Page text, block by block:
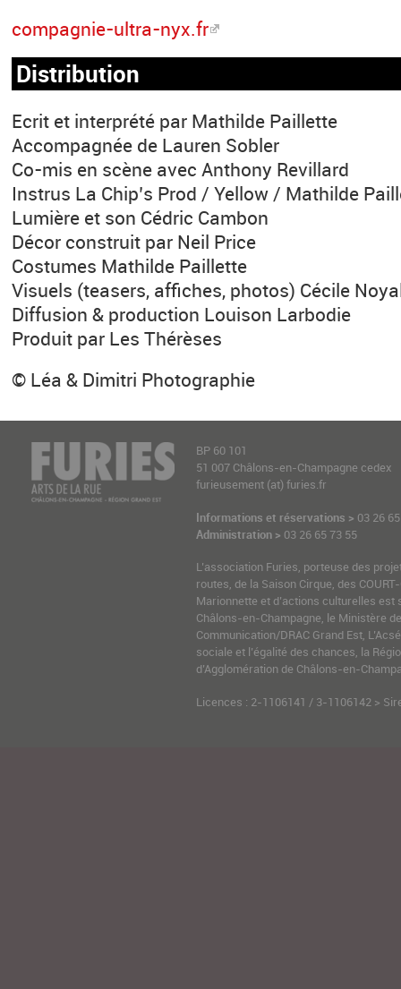
compagnie-ultra-nyx.fr
Distribution
Ecrit et interprété par Mathilde Paillette
Accompagnée de Lauren Sobler
Co-mis en scène avec Anthony Revillard
Instrus La Chip’s Prod / Yellow / Mathilde
Lumière et son Cédric Cambon
Décor construit par Neil Price
Costumes Mathilde Paillette
Visuels (teasers, affiches, photos) Cécile
Diffusion & production Louison Larbodie
Produit par Les Thérèses
© Léa & Dimitri Photographie
BP 60 101
51 007 Châlons-en-Champagne cedex
furieusement (at) furies.fr
Informations et réservations > 03 26
Administration > 03 26 65 73 55
L’association Furies, porteuse des
routes, de la Saison Cirque, des
Marionnette et d’actions culturelles est
Châlons-en-Champagne, le Ministère
Communication/DRAC Grand Est,
sociale et l’égalité des chances, la
d’Agglomération de Châlons-en-
Licences : 2-1106141 / 3-1106142 >